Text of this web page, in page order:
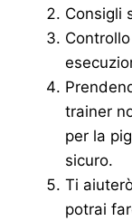
Consigli
trainer
per la
sicuro.
Ti
potrai